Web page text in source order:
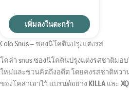
เพิ่มลงในตะกร้า
Cola Snus – ซองนิโคตินปรุงแต่งรส
โคล่า snus ซองนิโคตินปรุงแต่งรสชาติมอ
ใหม่และชวนคิดถึงอดีต โดยคงรสชาติหว
ของโคล่าเอาไว้ แบรนด์อย่าง KILLAและ